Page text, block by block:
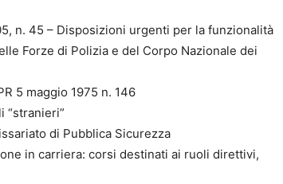
n. 45 – Disposizioni urgenti per la funzionalità
Forze di Polizia e del Corpo Nazionale dei
5 maggio 1975 n. 146
“stranieri”
di Pubblica Sicurezza
in carriera: corsi destinati ai ruoli direttivi,